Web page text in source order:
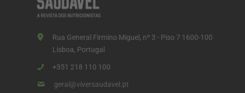
Rua General Firmino Miguel, nº 3 - Piso 7 1600-100
Lisboa, Portugal
+351 218 110 100
geral@viversaudavel.pt